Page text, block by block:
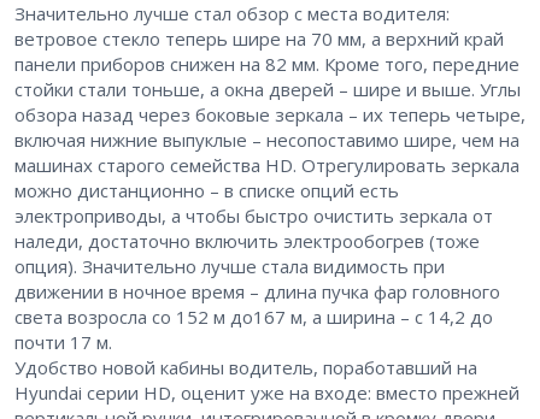
Значительно лучше стал обзор с места водителя: ​
ветровое стекло теперь шире на 70 мм, а верхний край
панели приборов снижен на 82 мм. Кроме того, передние
стойки стали тоньше, а окна дверей – ​шире и выше. Углы
обзора назад через боковые зеркала – ​их теперь четыре,
включая нижние выпуклые – ​несопоставимо шире, чем на
машинах старого семейства HD. Отрегулировать зеркала
можно дистанционно – ​в списке опций есть
электроприводы, а чтобы быстро очистить зеркала от
наледи, достаточно включить электрообогрев (тоже
опция). Значительно лучше стала видимость при
движении в ночное время – ​длина пучка фар головного
света возросла со 152 м до167 м, а ширина – ​с 14,2 до
почти 17 м.
Удобство новой кабины водитель, поработавший на
Hyundai серии HD, оценит уже на входе: ​вместо прежней